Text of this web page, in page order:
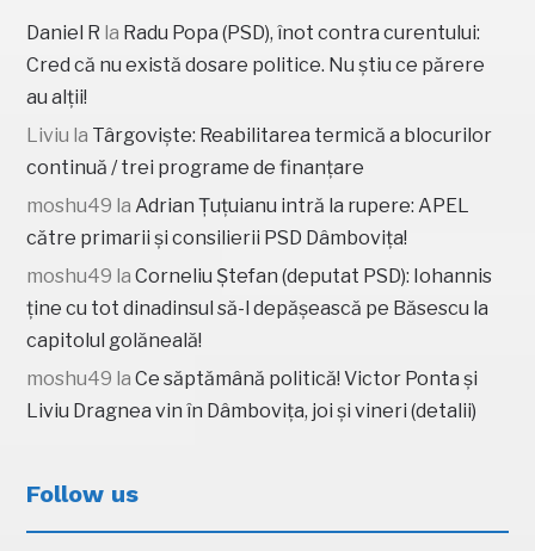
Daniel R la Radu Popa (PSD), înot contra curentului:
Cred că nu există dosare politice. Nu știu ce părere
au alții!
Liviu la Târgoviște: Reabilitarea termică a blocurilor
continuă / trei programe de finanțare
moshu49 la Adrian Țuțuianu intră la rupere: APEL
către primarii și consilierii PSD Dâmbovița!
moshu49 laCorneliu Ștefan (deputat PSD): Iohannis
ține cu tot dinadinsul să-l depășească pe Băsescu la
capitolul golăneală!
moshu49 laCe săptămână politică! Victor Ponta și
Liviu Dragnea vin în Dâmbovița, joi și vineri (detalii)
Follow us